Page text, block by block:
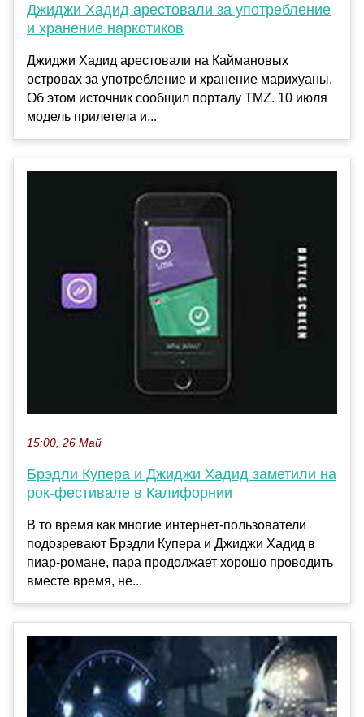
Джиджи Хадид арестовали за употребление
и хранение наркотиков
Джиджи Хадид арестовали на Каймановых
островах за употребление и хранение марихуаны.
Об этом источник сообщил порталу TMZ. 10 июля
модель прилетела и...
15:00, 26 Май
Брэдли Купера и Джиджи Хадид заметили на
рок-фестивале в Калифорнии
В то время как многие интернет-пользователи
подозревают Брэдли Купера и Джиджи Хадид в
пиар-романе, пара продолжает хорошо проводить
вместе время, не...